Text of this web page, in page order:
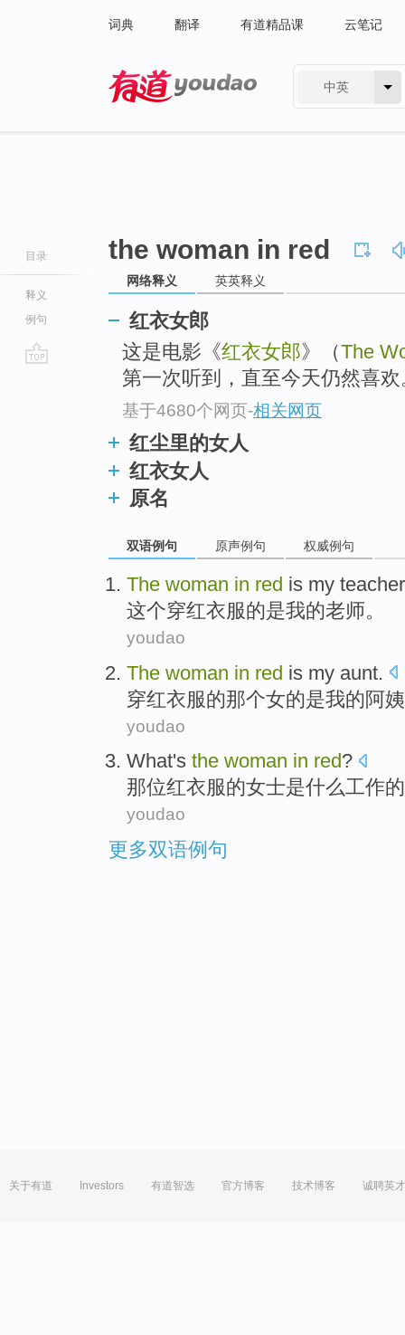
词典 翻译 有道精品课 云笔记
中英
目录
释义
例句
the woman in red
网络释义 英英释义
红衣女郎
这是电影《红衣女郎》（The
第一次听到，直至今天仍然喜
基于4680个网页-相关网页
红尘里的女人
红衣女人
原名
双语例句 原声例句 权威例句
The woman in red is my teacher
这个穿红衣服的是我的老师。
youdao
The woman in red is my aunt.
穿红衣服的那个女的是我的阿
youdao
What's the woman in red?
那位红衣服的女士是什么工作
youdao
更多双语例句
关于有道 Investors 有道智选 官方博客 技术博客 诚聘英才